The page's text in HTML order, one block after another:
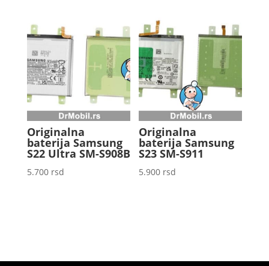
Originalna
baterija Samsung
S22 Ultra SM-S908B
5.700 rsd
Originalna
baterija Samsung
S23 SM-S911
5.900 rsd